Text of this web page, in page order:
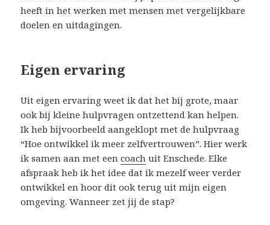
heeft in het werken met mensen met vergelijkbare
doelen en uitdagingen.
Eigen ervaring
Uit eigen ervaring weet ik dat het bij grote, maar
ook bij kleine hulpvragen ontzettend kan helpen.
Ik heb bijvoorbeeld aangeklopt met de hulpvraag
“Hoe ontwikkel ik meer zelfvertrouwen”. Hier werk
ik samen aan met eencoach uit Enschede. Elke
afspraak heb ik het idee dat ik mezelf weer verder
ontwikkel en hoor dit ook terug uit mijn eigen
omgeving. Wanneer zet jij de stap?